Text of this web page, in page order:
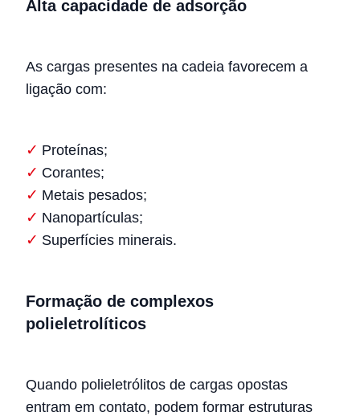
Alta capacidade de adsorção
As cargas presentes na cadeia favorecem a
ligação com:
Proteínas;
Corantes;
Metais pesados;
Nanopartículas;
Superfícies minerais.
Formação de complexos
polieletrolíticos
Quando polieletrólitos de cargas opostas
entram em contato, podem formar estruturas